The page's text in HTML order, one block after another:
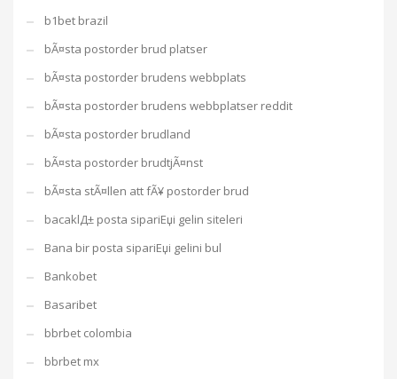
b1bet brazil
bÃ¤sta postorder brud platser
bÃ¤sta postorder brudens webbplats
bÃ¤sta postorder brudens webbplatser reddit
bÃ¤sta postorder brudland
bÃ¤sta postorder brudtjÃ¤nst
bÃ¤sta stÃ¤llen att fÃ¥ postorder brud
bacaklД± posta sipariЕџi gelin siteleri
Bana bir posta sipariЕџi gelini bul
Bankobet
Basaribet
bbrbet colombia
bbrbet mx